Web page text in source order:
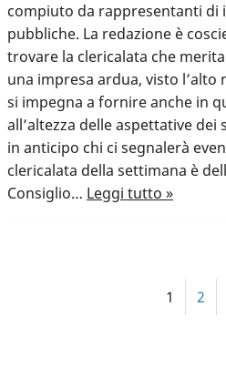
compiuto da rappresentanti di
pubbliche. La redazione è
trovare la clericalata che
una impresa ardua, visto
si impegna a fornire anche in
all’altezza delle aspettative
in anticipo chi ci segnalerà
clericalata della settimana è
Consiglio… Leggi tutto »
1 2